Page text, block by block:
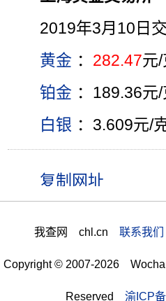
2019年3月10日交
黄金 ： 282.47元/
铂金 ：189.36元/
白银 ：3.609元/
我查网 chl.cn 联系我
Copyright © 2007-2026
Reserved 渝ICP